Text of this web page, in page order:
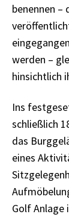
benennen –
werden –
hinsichtlich
Ins
schließlich
das
eines
Golf Anlage